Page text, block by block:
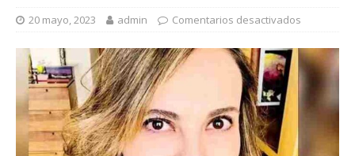
20 mayo, 2023 admin Comentarios desactivados